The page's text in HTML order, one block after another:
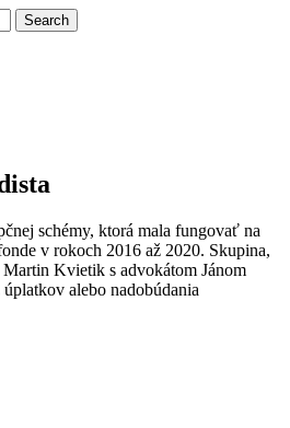
schémy, ktorá mala fungovať na
v rokoch 2016 až 2020. Skupina,
Kvietik s advokátom Jánom
alebo nadobúdania